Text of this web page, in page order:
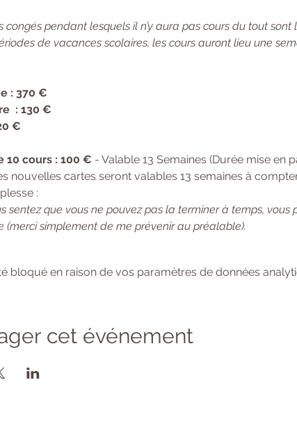
congés pendant lesquels il n’y aura pas cours du tout
de vacances scolaires, les cours auront lieu une
: 370 €
: 130 €
€
10 cours : 100 € - Valable 13 Semaines (Durée mise en
nouvelles cartes seront valables 13 semaines à
:
sentez que vous ne pouvez pas la terminer à temps,
(merci simplement de me prévenir au préalable).
bloqué en raison de vos paramètres de données
cet événement